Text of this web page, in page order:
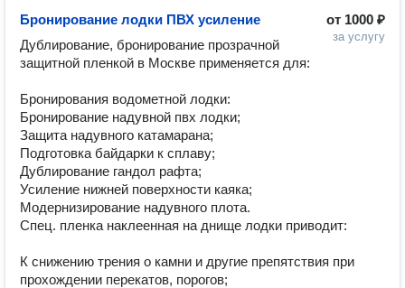
от 1000 ₽
за услугу
Бронирование лодки ПВХ усиление
Дублирование, бронирование прозрачной
защитной пленкой в Москве применяется для:
Бронирования водометной лодки:
Бронирование надувной пвх лодки;
Защита надувного катамарана;
Подготовка байдарки к сплаву;
Дублирование гандол рафта;
Усиление нижней поверхности каяка;
Модернизирование надувного плота.
Cпец. пленка наклеенная на днище лодки приводит:
К снижению трения о камни и другие препятствия при
прохождении перекатов, порогов;